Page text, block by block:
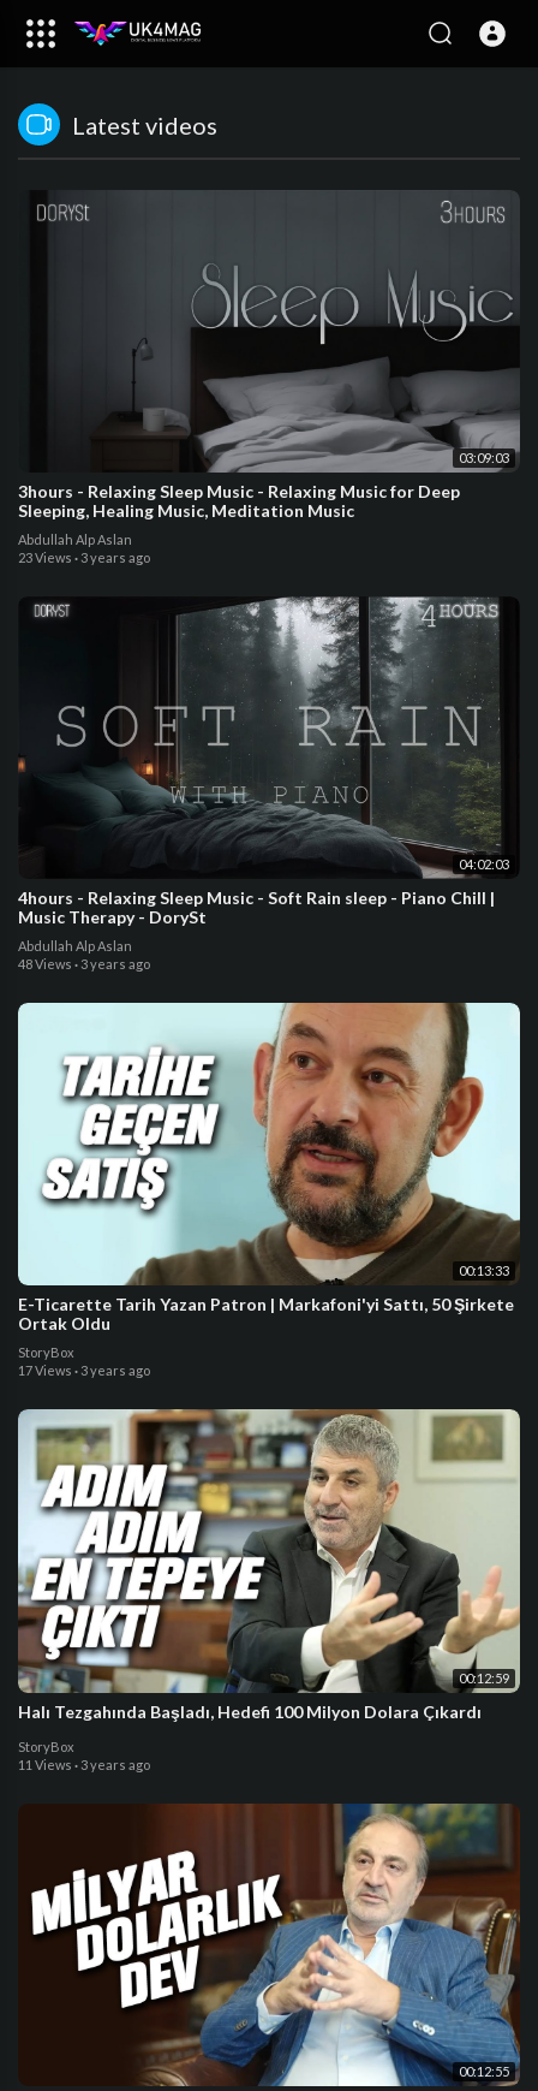
Latest videos
03:09:03
3hours - Relaxing Sleep Music - Relaxing Music for Deep
Sleeping, Healing Music, Meditation Music
Abdullah Alp Aslan
23 Views · 3 years ago
04:02:03
4hours - Relaxing Sleep Music - Soft Rain sleep - Piano Chill |
Music Therapy - DorySt
Abdullah Alp Aslan
48 Views · 3 years ago
00:13:33
E-Ticarette Tarih Yazan Patron | Markafoni'yi Sattı, 50 Şirkete
Ortak Oldu
StoryBox
17 Views · 3 years ago
00:12:59
Halı Tezgahında Başladı, Hedefi 100 Milyon Dolara Çıkardı
StoryBox
11 Views · 3 years ago
00:12:55